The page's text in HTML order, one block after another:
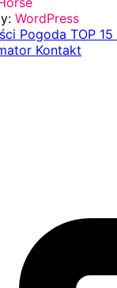
WordPress
Pogoda TOP 15
Kontakt